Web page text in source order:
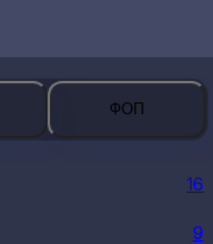
ФОП
16
9